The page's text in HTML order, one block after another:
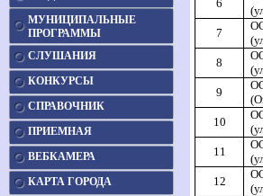
МУНИЦИПАЛЬНЫЕ
ПРОГРАММЫ
СЛУШАНИЯ
КОНКУРСЫ
СПРАВОЧНИК
ПРИЕМНАЯ
ВЕБКАМЕРА
КАРТА ГОРОДА
6
7
8
9
10
11
12